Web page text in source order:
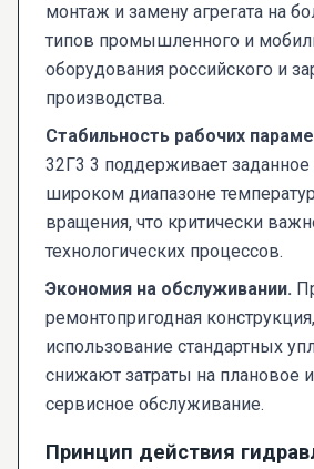
монтаж и замену агрегата на
типов промышленного и
оборудования российского и
производства.
Стабильность рабочих
32Г3 3 поддерживает
широком диапазоне
вращения, что критически
технологических процессов.
Экономия на обслуживании.
ремонтопригодная
использование стандартных
снижают затраты на плановое
сервисное обслуживание.
Принцип действия